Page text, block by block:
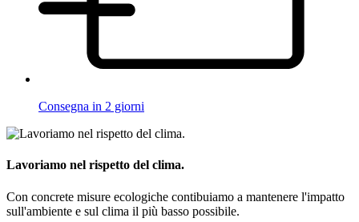
Consegna in 2 giorni
Lavoriamo nel rispetto del clima.
Con concrete misure ecologiche contibuiamo a mantenere l'impatto
sull'ambiente e sul clima il più basso possibile.